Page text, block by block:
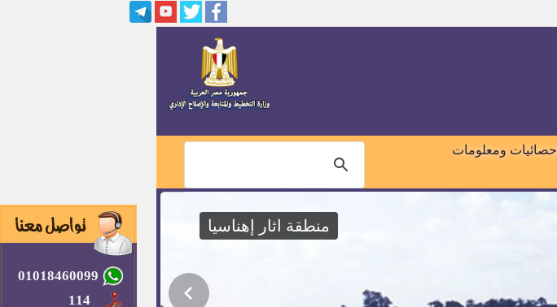
01018460099
114
إحصائيات ومعلومات
منطقة اثار إهناسيا
وظائف بشركه هاف فودز للصناعات
وظائف بمصنع أيميسا دينيم للملابس
وظائف بشركة بروج لأنظمة المياه
وظائف بشــــــركة نورنايل تكستايل
مدير إدارة شئون الاتصال بديوان
الشريف